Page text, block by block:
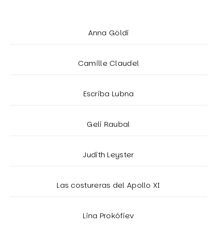
Anna Göldi
Camille Claudel
Escriba Lubna
Geli Raubal
Judith Leyster
Las costureras del Apollo XI
Lina Prokófiev